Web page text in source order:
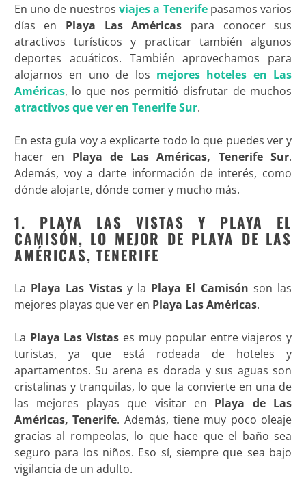
En uno de nuestros viajes a Tenerifepasamos varios
días en Playa Las Américas para conocer sus
atractivos turísticos y practicar también algunos
deportes acuáticos. También aprovechamos para
alojarnos en uno de los mejores hoteles en Las
Américas, lo que nos permitió disfrutar de muchos
atractivos que ver en Tenerife Sur.
En esta guía voy a explicarte todo lo que puedes ver y
hacer en Playa de Las Américas, Tenerife Sur.
Además, voy a darte información de interés, como
dónde alojarte, dónde comer y mucho más.
1. PLAYA LAS VISTAS Y PLAYA EL
CAMISÓN, LO MEJOR DE PLAYA DE LAS
AMÉRICAS, TENERIFE
La Playa Las Vistasy la Playa El Camisón son las
mejores playas que ver en Playa Las Américas.
La Playa Las Vistas es muy popular entre viajeros y
turistas, ya que está rodeada de hoteles y
apartamentos. Su arena es dorada y sus aguas son
cristalinas y tranquilas, lo que la convierte en una de
las mejores playas que visitar en Playa de Las
Américas, Tenerife. Además, tiene muy poco oleaje
gracias al rompeolas, lo que hace que el baño sea
seguro para los niños. Eso sí, siempre que sea bajo
vigilancia de un adulto.